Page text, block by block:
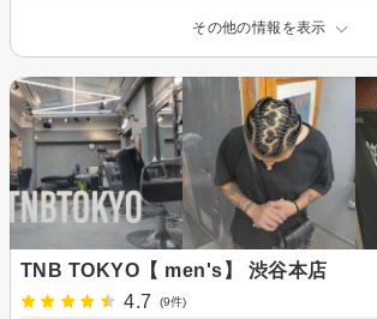
その他の情報を表示
TNB TOKYO【 men's】 渋谷本店
4.7
(9件)